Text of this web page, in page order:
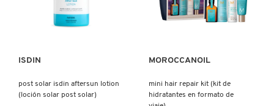
Ver más
ISDIN
post solar isdin aftersun lotion
(loción solar post solar)
Ver más
MOROCCANOIL
mini hair repair kit (kit de
hidratantes en formato de